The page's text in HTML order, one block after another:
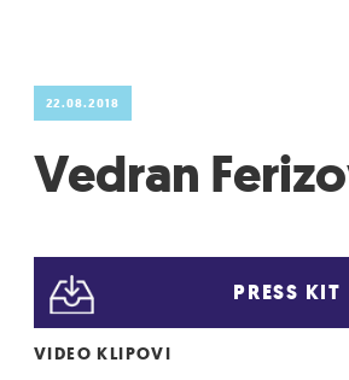
22.08.2018
Vedran
PRESS KIT
VIDEO KLIPOVI